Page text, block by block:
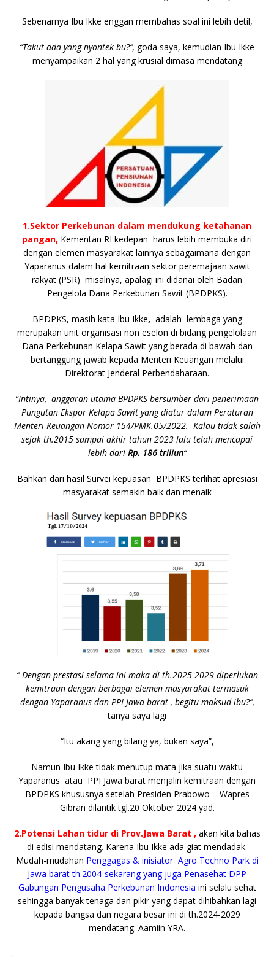
Sebenarnya Ibu Ikke enggan membahas soal ini lebih detil,
“Takut ada yang nyontek bu?”, goda saya, kemudian Ibu Ikke
menyampaikan 2 hal yang krusial dimasa mendatang
1.Sektor Perkebunan dalam mendukung ketahanan
pangan, Kementan RI kedepan harus lebih membuka diri
dengan elemen masyarakat lainnya sebagaimana dengan
Yaparanus dalam hal kemitraan sektor peremajaan sawit
rakyat (PSR) misalnya, apalagi ini didanai oleh Badan
Pengelola Dana Perkebunan Sawit (BPDPKS).
BPDPKS, masih kata Ibu Ikke, adalah lembaga yang
merupakan unit organisasi non eselon di bidang pengelolaan
Dana Perkebunan Kelapa Sawit yang berada di bawah dan
bertanggung jawab kepada Menteri Keuangan melalui
Direktorat Jenderal Perbendaharaan.
“Intinya, anggaran utama BPDPKS bersumber dari penerimaan
Pungutan Ekspor Kelapa Sawit yang diatur dalam Peraturan
Menteri Keuangan Nomor 154/PMK.05/2022. Kalau tidak salah
sejak th.2015 sampai akhir tahun 2023 lalu telah mencapai
lebih dari Rp. 186 triliun“
Bahkan dari hasil Survei kepuasan BPDPKS terlihat apresiasi
masyarakat semakin baik dan menaik
” Dengan prestasi selama ini maka di th.2025-2029 diperlukan
kemitraan dengan berbagai elemen masyarakat termasuk
dengan Yaparanus dan PPI Jawa barat , begitu maksud ibu?”,
tanya saya lagi
“Itu akang yang bilang ya, bukan saya”,
Namun Ibu Ikke tidak menutup mata jika suatu waktu
Yaparanus atau PPI Jawa barat menjalin kemitraan dengan
BPDPKS khususnya setelah Presiden Prabowo – Wapres
Gibran dilantik tgl.20 Oktober 2024 yad.
2.Potensi Lahan tidur di Prov.Jawa Barat , akan kita bahas
di edisi mendatang. Karena Ibu Ikke ada giat mendadak.
Mudah-mudahan Penggagas & inisiator Agro Techno Park di
Jawa barat th.2004-sekarang yang juga Penasehat DPP
Gabungan Pengusaha Perkebunan Indonesia ini selalu sehat
sehingga banyak tenaga dan pikir yang dapat dihibahkan lagi
kepada bangsa dan negara besar ini di th.2024-2029
mendatang. Aamiin YRA.
.